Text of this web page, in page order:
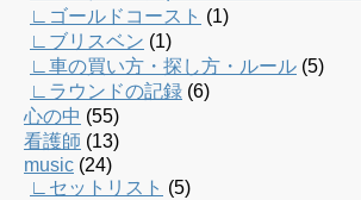
∟ゴールドコースト (1)
∟ブリスベン (1)
∟車の買い方・探し方・ルール (5)
∟ラウンドの記録 (6)
心の中 (55)
看護師 (13)
music (24)
∟セットリスト (5)